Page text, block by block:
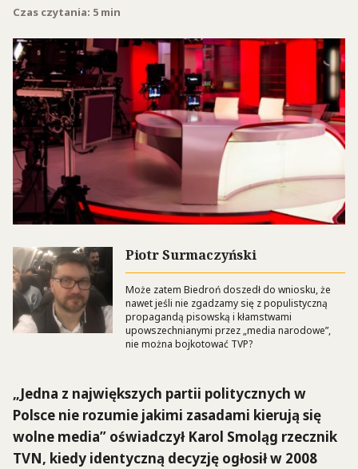
Czas czytania: 5 min
Piotr Surmaczyński
Może zatem Biedroń doszedł do wniosku, że
nawet jeśli nie zgadzamy się z populistyczną
propagandą pisowską i kłamstwami
upowszechnianymi przez „media narodowe”,
nie można bojkotować TVP?
„Jedna z największych partii politycznych w
Polsce nie rozumie jakimi zasadami kierują się
wolne media” oświadczył Karol Smoląg rzecznik
TVN, kiedy identyczną decyzję ogłosił w 2008